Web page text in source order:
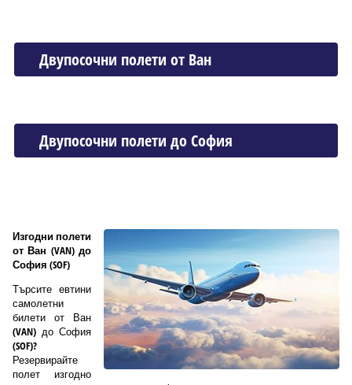
Двупосочни полети от Ван
Двупосочни полети до София
Изгодни полети
от Ван (VAN) до
София (SOF)
Търсите евтини
самолетни
билети от Ван
(VAN) до София
(SOF)?
Резервирайте
полет изгодно